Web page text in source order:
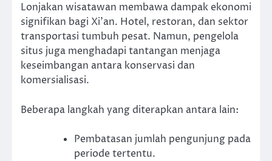
Lonjakan wisatawan membawa dampak ekonomi
signifikan bagi Xi’an. Hotel, restoran, dan sektor
transportasi tumbuh pesat. Namun, pengelola
situs juga menghadapi tantangan menjaga
keseimbangan antara konservasi dan
komersialisasi.
Beberapa langkah yang diterapkan antara lain:
Pembatasan jumlah pengunjung pada
periode tertentu.